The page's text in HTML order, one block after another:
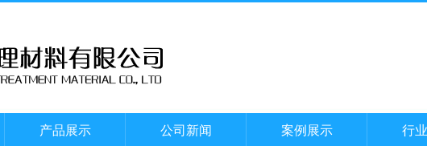
产品展示 公司新闻 案例展示 行